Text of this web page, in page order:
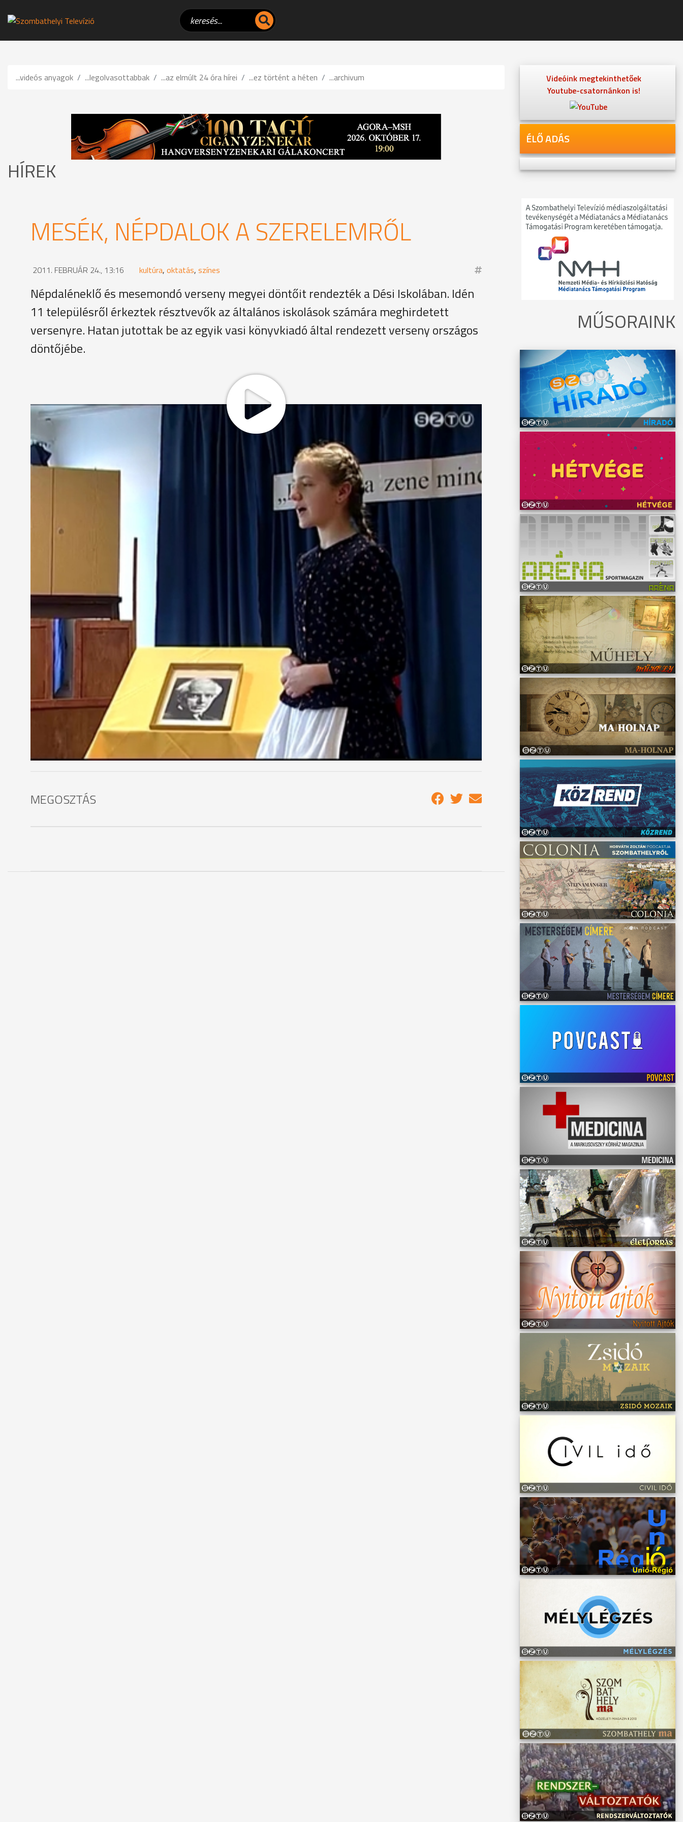
...videós anyagok ...legolvasottabbak ...az elmúlt 24 óra hírei ...ez történt a héten ...archivum
HÍREK
MESÉK, NÉPDALOK A SZERELEMRŐL
2011. FEBRUÁR 24., 13:16 kultúra, oktatás, színes
Népdaléneklő és mesemondó verseny megyei döntőit rendezték a Dési Iskolában. Idén
11 településről érkeztek résztvevők az általános iskolások számára meghirdetett
versenyre. Hatan jutottak be az egyik vasi könyvkiadó által rendezett verseny országos
döntőjébe.
Nem kórusok, hanem népdalénekesek hangja töltötte be szerda délután a Dési Iskola auláját. Az iskolai fordulókat
követően, most rendezték a megyei döntőt. Idén a felső tagozatosok mellett alsósok is indulhattak. Többek között
Gencsapátiból, Kőszegről, Celldömölkről is érkeztek versenyzők. Flóra 6 éve énekel népdalokat.
Tóth Flóra - népdalénekes, Kőszeg
"Először az iskolai néptáncra jártam és ott kezdtem énekelni és aztán megtetszett."
A dalok többsége a szerelemről szólt. A zsűri nemcsak azt figyelte, tisztán énekelnek-e a versenyzők, hanem azt is,
értik- és átérzik-e amit énekelnek. Fontos szempont volt az értékelésben a megfelelő előadásmód és az éneklési
A népdalénekesek mellett a mesemondóknál is megyei döntőt rendeztek. Itt az első-második, valamint a harmadik-
negyedik osztályosok versenyeztek. A zsűri, többek között, a helyes kiejtést is figyelte. Az egyik vas megyei
könyvkiadó már több éve rendezi meg az általános iskolások számára népdaléneklő és mesemondó versenyét. Idén,
az iskolai fordulókat követően 11 településről összesen 42-en jelentkeztek a megyei döntőkre.
Kiss János - szakreferens, Apáczai Kiadó Kft.
"Egyrészt a tehetségek felfedezéseés a hagyományok, a kultúra őrzése a célunk ezzel a versennyel."
A népdaénekesek és mesemondók közül, kategóriánként egy-egy diák, összesen hatan jutottak az országos
döntőbe, amit márciusban rendeznek Budapesten.
MEGOSZTÁS
Videóink megtekinthetőek
Youtube-csatornánkon is!
ÉLŐ ADÁS
MŰSORAINK